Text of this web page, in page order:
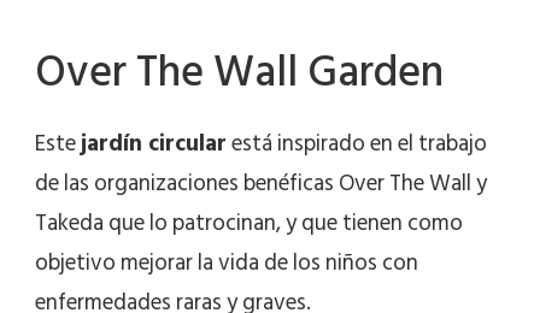
Over The Wall Garden
Estejardín circularestá inspirado en el trabajo
de las organizaciones benéficas Over The Wall y
Takeda que lo patrocinan, y que tienen como
objetivo mejorar la vida de los niños con
enfermedades raras y graves.